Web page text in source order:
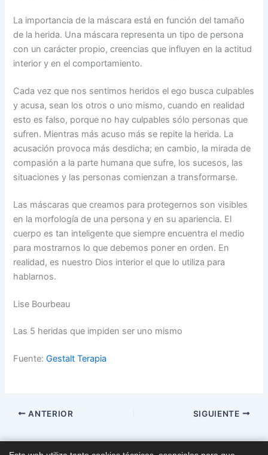
La importancia de la máscara está en función del tamaño
de la herida. Una máscara representa un tipo de persona
con un carácter propio, creencias que influyen en la actitud
interior y en el comportamiento.
Cada vez que nos sentimos heridos el ego busca culpables
y acusa, sean los otros o uno mismo, cuando en realidad
esto es falso, porque no hay culpables sólo personas que
sufren. Mientras más acuso más se repite la herida. La
acusación provoca más desdicha; en cambio, la mirada de
compasión a la parte humana que sufre, los sucesos, las
situaciones y las personas comienzan a transformarse.
Las máscaras que creamos para protegernos son visibles
en la morfología de una persona y en su apariencia. El
cuerpo es tan inteligente que siempre encuentra el medio
para mostrarnos lo que debemos poner en orden. En
realidad, es nuestro Dios interior el que lo utiliza para
hablarnos.
Lise Bourbeau
Las 5 heridas que impiden ser uno mismo
Fuente:Gestalt Terapia
ANTERIOR SIGUIENTE